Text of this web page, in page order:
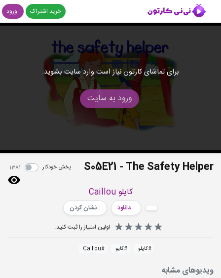
خرید اشتراک ورود
برای تماشای کارتون نیاز است وارد سایت بشوید.
ورود به سایت
S05E21 - The Safety Helper پخش خودکار 1381
کایلو Caillou
دانلود
نشان کردن
اولین امتیاز را ثبت کنید.
#کایلو #کایو #
Caillou
ویدیوهای مشابه